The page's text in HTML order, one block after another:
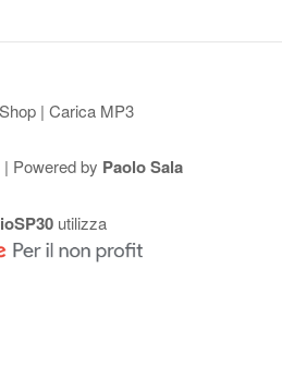
Shop | Carica MP3
Powered by Paolo Sala
utilizza